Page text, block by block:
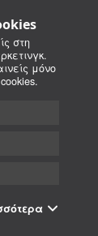
στη
μόνο